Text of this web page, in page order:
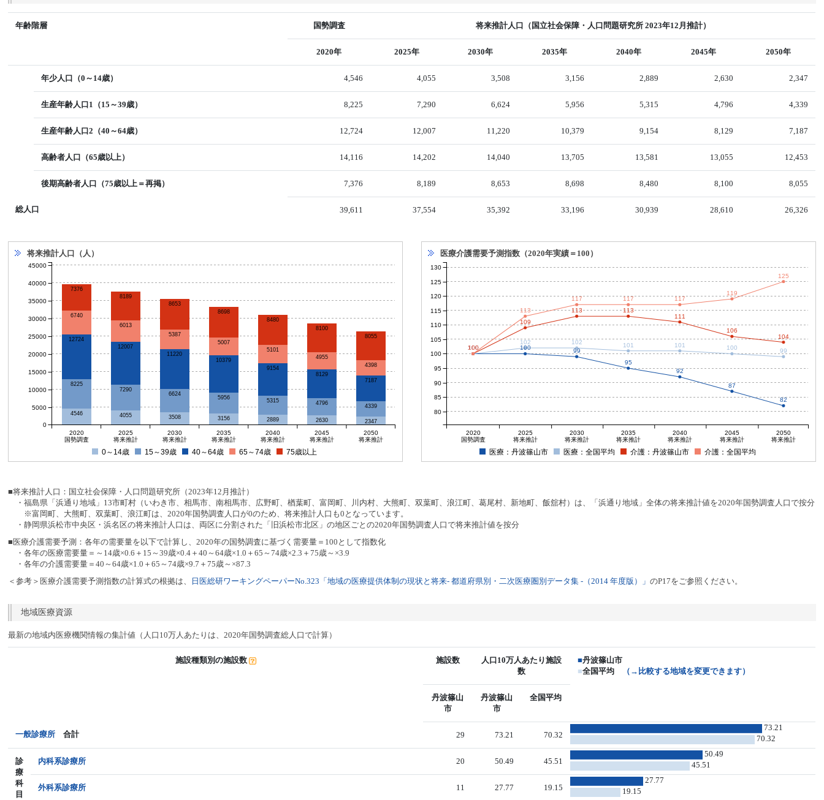
年齢階層 国勢調査 将来推計人口（国立社会保障・人口問題研究所 2023年12月推計）
2020年 2025年 2030年 2035年 2040年 2045年 2050年
年少人口（0～14歳） 4,546 4,055 3,508 3,156 2,889 2,630 2,347
生産年齢人口1（15～39歳） 8,225 7,290 6,624 5,956 5,315 4,796 4,339
生産年齢人口2（40～64歳） 12,724 12,007 11,220 10,379 9,154 8,129 7,187
高齢者人口（65歳以上） 14,116 14,202 14,040 13,705 13,581 13,055 12,453
後期高齢者人口（75歳以上＝再掲） 7,376 8,189 8,653 8,698 8,480 8,100 8,055
総人口 39,611 37,554 35,392 33,196 30,939 28,610 26,326
将来推計人口（人）
4546 4055 3508 3156 2889 2630 2347
8225
7290
6624
5956
5315 4796 4339
12724
12007
11220
10379
9154
8129
7187
6740
6013
5387
5007
5101
4955
4398
7376
8189
8653
8698
8480
8100
8055
2020
国勢調査
2025
将来推計
2030
将来推計
2035
将来推計
2040
将来推計
2045
将来推計
2050
将来推計
0
5000
10000
15000
20000
25000
30000
35000
40000
45000
0～14歳 15～39歳 40～64歳 65～74歳 75歳以上
医療介護需要予測指数（2020年実績＝100）
100 100
99
95
92
87
82
100
102 102 101 101 100 99
100
109
113
113
111
106
104
100
113
117 117 117
119
125
2020
国勢調査
2025
将来推計
2030
将来推計
2035
将来推計
2040
将来推計
2045
将来推計
2050
将来推計
80
85
90
95
100
105
110
115
120
125
130
医療：丹波篠山市 医療：全国平均 介護：丹波篠山市 介護：全国平均
■将来推計人口：国立社会保障・人口問題研究所（2023年12月推計）
・福島県「浜通り地域」13市町村（いわき市、相馬市、南相馬市、広野町、楢葉町、富岡町、川内村、大熊町、双葉町、浪江町、葛尾村、新地町、飯舘村）は、「浜通り地域」全体の将来推計値を2020年国勢調査人口で按分
※富岡町、大熊町、双葉町、浪江町は、2020年国勢調査人口が0のため、将来推計人口も0となっています。
・静岡県浜松市中央区・浜名区の将来推計人口は、両区に分割された「旧浜松市北区」の地区ごとの2020年国勢調査人口で将来推計値を按分
■医療介護需要予測：各年の需要量を以下で計算し、2020年の国勢調査に基づく需要量＝100として指数化
・各年の医療需要量＝～14歳×0.6＋15～39歳×0.4＋40～64歳×1.0＋65～74歳×2.3＋75歳～×3.9
・各年の介護需要量＝40～64歳×1.0＋65～74歳×9.7＋75歳～×87.3
＜参考＞医療介護需要予測指数の計算式の根拠は、
日医総研ワーキングペーパーNo.323「地域の医療提供体制の現状と将来- 都道府県別・二次医療圏別データ集 -（2014 年度版）」のP17をご参照ください。
地域医療資源
最新の地域内医療機関情報の集計値（人口10万人あたりは、2020年国勢調査総人口で計算）
施設種類別の施設数 施設数
人口10万人あたり施設
数
■丹波篠山市
■全国平均 （→比較する地域を変更できます）
丹波篠山
市
丹波篠山
市
全国平均
一般診療所 合計 29 73.21 70.32
73.21
70.32
診
療
科
目
内科系診療所 20 50.49 45.51
50.49
45.51
外科系診療所 11 27.77 19.15
27.77
19.15